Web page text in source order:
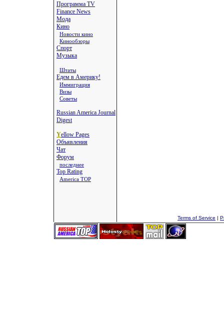
Программа TV
Finance News
Мода
Кино
Новости кино
Кинообзоры
Спорт
Музыка
Штаты
Едем в Америку!
Иммиграция
Визы
Советы
Russian America Journal
Digest
Yellow Pages
Объявления
Чат
Форум
последнее
Top Rating
America TOP
Terms of Service |